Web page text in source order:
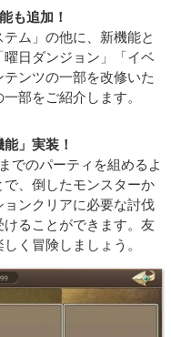
も追加！
ム」の他に、新機能と
日ダンジョン」「イベ
ンツの一部を改修いた
部をご紹介します。
」実装！
でのパーティを組めるよ
、倒したモンスターか
ンクリアに必要な討伐
ることができます。友
く冒険しましょう。